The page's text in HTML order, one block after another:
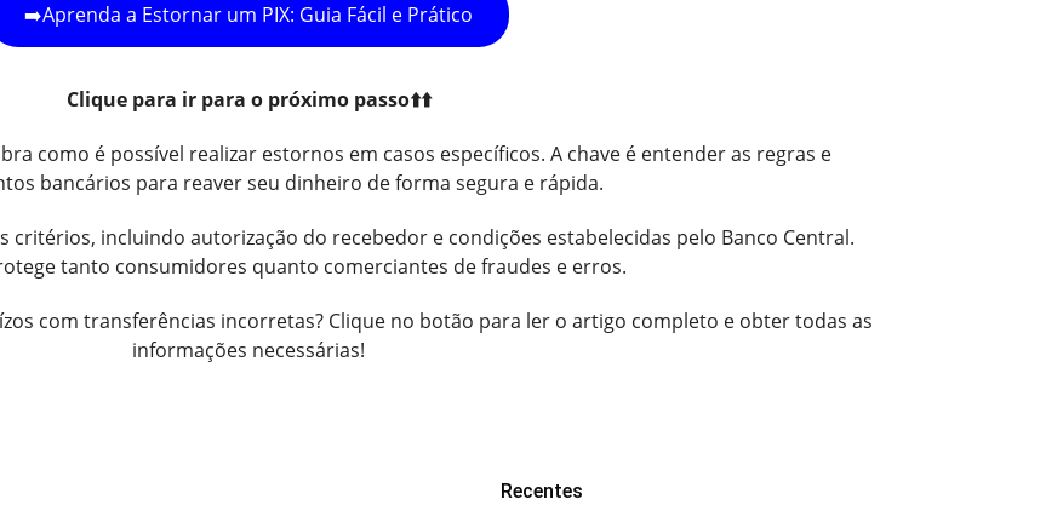
➡️Aprenda a Estornar um PIX: Guia Fácil e Prático
Clique para ir para o próximo passo⬆️⬆️
como é possível realizar estornos em casos específicos. A chave é entender as regras e
bancários para reaver seu dinheiro de forma segura e rápida.
critérios, incluindo autorização do recebedor e condições estabelecidas pelo Banco Central.
tanto consumidores quanto comerciantes de fraudes e erros.
com transferências incorretas? Clique no botão para ler o artigo completo e obter todas as
informações necessárias!
Recentes